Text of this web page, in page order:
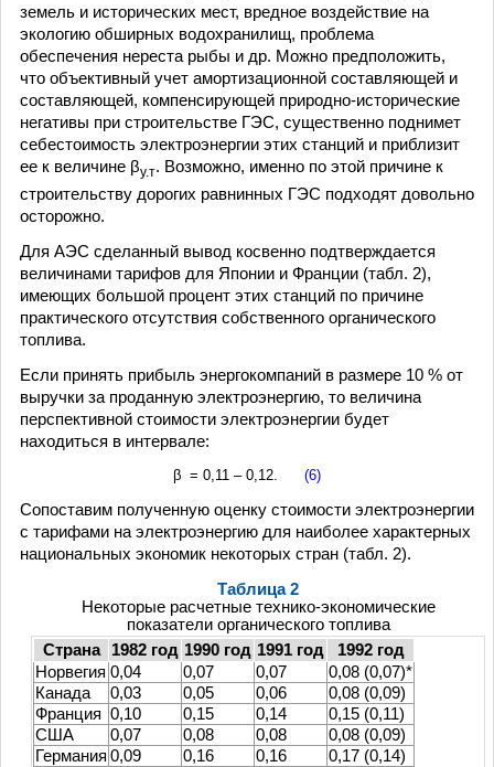
земель и исторических мест, вредное воздействие на
экологию обширных водохранилищ, проблема
обеспечения нереста рыбы и др. Можно предположить,
что объективный учет амортизационной составляющей и
составляющей, компенсирующей природно-исторические
негативы при строительстве ГЭС, существенно поднимет
себестоимость электроэнергии этих станций и приблизит
ее к величине βу.т. Возможно, именно по этой причине к
строительству дорогих равнинных ГЭС подходят довольно
осторожно.
Для АЭС сделанный вывод косвенно подтверждается
величинами тарифов для Японии и Франции (табл. 2),
имеющих большой процент этих станций по причине
практического отсутствия собственного органического
топлива.
Если принять прибыль энергокомпаний в размере 10 % от
выручки за проданную электроэнергию, то величина
перспективной стоимости электроэнергии будет
находиться в интервале:
β = 0,11 – 0,12. (6)
Сопоставим полученную оценку стоимости электроэнергии
с тарифами на электроэнергию для наиболее характерных
национальных экономик некоторых стран (табл. 2).
Таблица 2
Некоторые расчетные технико-экономические
показатели органического топлива
Страна
1982 год 1990 год 1991 год
1992 год
Норвегия 0,04 0,07 0,07
0,08 (0,07)*
Канада
0,03 0,05 0,06
0,08 (0,09)
Франция 0,10 0,15 0,14
0,15 (0,11)
США
0,07 0,08 0,08
0,08 (0,09)
Германия 0,09 0,16 0,16
0,17 (0,14)